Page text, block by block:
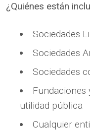
¿Quiénes están
Sociedades
Sociedades
Sociedades
Fundaciones
utilidad pública
Cualquier